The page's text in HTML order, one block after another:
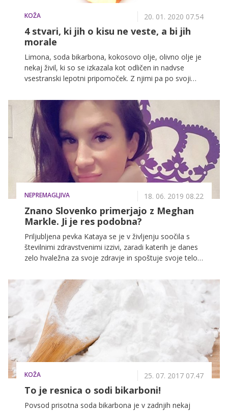
KOŽA 20. 01. 2020 07.54
4 stvari, ki jih o kisu ne veste, a bi jih
morale
Limona, soda bikarbona, kokosovo olje, olivno olje je
nekaj živil, ki so se izkazala kot odličen in nadvse
vsestranski lepotni pripomoček. Z njimi pa po svoji
dodatek jedem, temveč tudi cenovno ugoden in
popolnoma naraven kozmetični izdelek. A le, če ga
uporabljamo na pravilen način, zato vam ponujamo
nekaj preprostih in učinkovitih nasvetov, kako lahko z
njegovo pomočjo obnovite od sonca poškodovano
kožo.
NEPREMAGLJIVA 18. 06. 2019 08.22
Znano Slovenko primerjajo z Meghan
Markle. Ji je res podobna?
Priljubljena pevka Kataya se je v življenju soočila s
številnimi zdravstvenimi izzivi, zaradi katerih je danes
zelo hvaležna za svoje zdravje in spoštuje svoje telo.
standardom lepote," nam je zaupala v intervjuju in
dodala: "Lepota je definitivno notranjost, ki izžareva.
Prijazen pogled, toplina srca, moč duše in prijaznost
do drugih in sebe."
KOŽA 25. 07. 2017 07.47
To je resnica o sodi bikarboni!
Povsod prisotna soda bikarbona je v zadnjih nekaj